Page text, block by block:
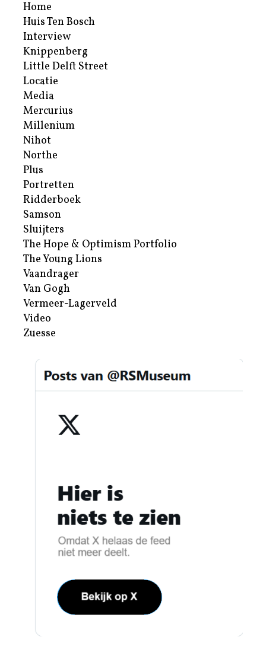
Home
Huis Ten Bosch
Interview
Knippenberg
Little Delft Street
Locatie
Media
Mercurius
Millenium
Nihot
Northe
Plus
Portretten
Ridderboek
Samson
Sluijters
The Hope & Optimism Portfolio
The Young Lions
Vaandrager
Van Gogh
Vermeer-Lagerveld
Video
Zuesse